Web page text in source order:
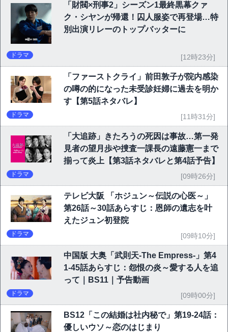
「財閥×刑事2」シーズン1最終黒幕クァ
ク・シヤンが帰還！囚人服姿で再登場…特
別出演リレーのトップバッターに
ドラマ [12時23分]
「ファーストクライ」前田敦子が院内感染
の噂の的になった未受診妊婦に過去を明か
す【第5話ネタバレ】
ドラマ [11時31分]
「大追跡」きたろうの死因は事故…第一発
見者の望月歩や捜査一課長の遠藤憲一まで
揃って炎上【第3話ネタバレと第4話予告】
ドラマ [09時26分]
テレビ大阪 「ホジュン～伝説の心医～」
第26話～30話あらすじ：恩師の遺志を叶
えたジュン初登院
ドラマ [09時10分]
中国版 大奥「武則天-The Empress-」第4
1-45話あらすじ：怨恨の炎～愛する人を追
って｜BS11｜予告動画
ドラマ [09時00分]
BS12「この結婚は社内秘で」第19-24話：
優しいウソ～恋のはじまり